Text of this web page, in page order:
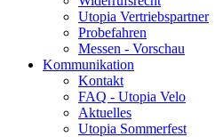
Utopia Vertriebspartner
Probefahren
Messen - Vorschau
Kommunikation
Kontakt
FAQ - Utopia Velo
Aktuelles
Utopia Sommerfest